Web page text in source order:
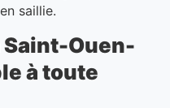
saillie.
Saint-Ouen-
à toute